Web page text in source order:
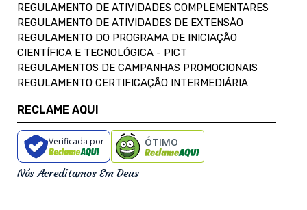
REGULAMENTO DE ATIVIDADES COMPLEMENTARES
REGULAMENTO DE ATIVIDADES DE EXTENSÃO
REGULAMENTO DO PROGRAMA DE INICIAÇÃO
CIENTÍFICA E TECNOLÓGICA - PICT
REGULAMENTOS DE CAMPANHAS PROMOCIONAIS
REGULAMENTO CERTIFICAÇÃO INTERMEDIÁRIA
RECLAME AQUI
Verificada por ÓTIMO
Nós Acreditamos Em Deus